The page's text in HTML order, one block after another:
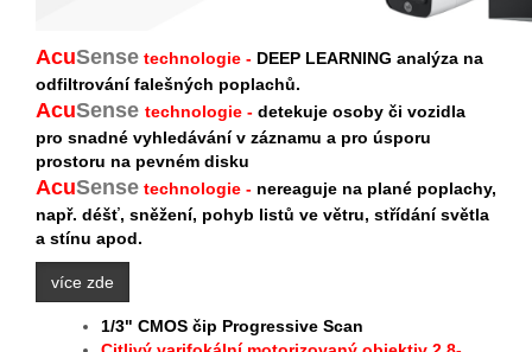
AcuSense technologie - DEEP LEARNING analýza na
odfiltrování falešných poplachů.
AcuSense technologie - detekuje osoby či vozidla
pro snadné vyhledávání v záznamu a pro úsporu
prostoru na pevném disku
AcuSense technologie - nereaguje na plané poplachy,
např. déšť, sněžení, pohyb listů ve větru, střídání světla
a stínu apod.
více zde
1/3" CMOS čip Progressive Scan